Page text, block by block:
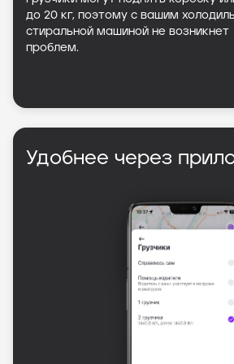
до 20 кг, поэтому с вашим
стиральной машиной не возникнет
проблем.
Удобнее через